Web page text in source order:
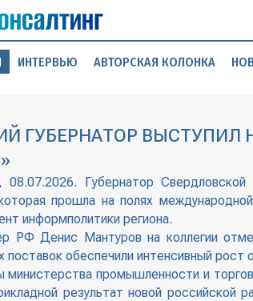
ИНТЕРВЬЮ АВТОРСКАЯ КОЛОНКА
ГУБЕРНАТОР
08.07.2026. Губернатор
прошла на полях
информполитики региона.
РФ Денис Мантуров на коллегии
обеспечили интенсивный
министерства промышленности и
результат новой